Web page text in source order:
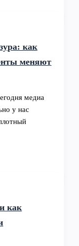
как
меняют
медиа
у нас
как